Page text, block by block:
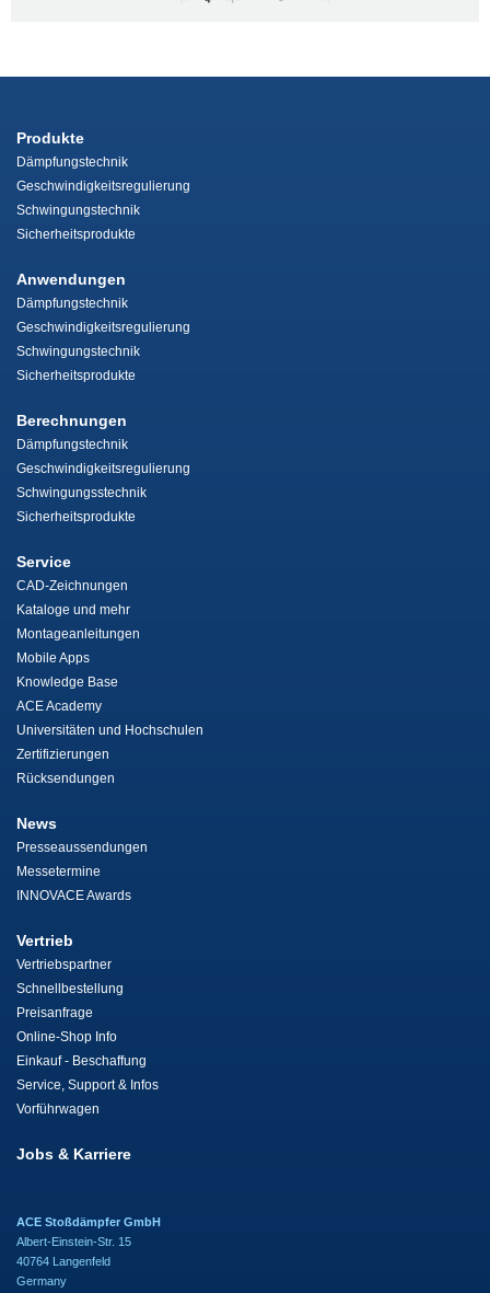
Produkte
Dämpfungstechnik
Geschwindigkeitsregulierung
Schwingungstechnik
Sicherheitsprodukte
Anwendungen
Dämpfungstechnik
Geschwindigkeitsregulierung
Schwingungstechnik
Sicherheitsprodukte
Berechnungen
Dämpfungstechnik
Geschwindigkeitsregulierung
Schwingungsstechnik
Sicherheitsprodukte
Service
CAD-Zeichnungen
Kataloge und mehr
Montageanleitungen
Mobile Apps
Knowledge Base
ACE Academy
Universitäten und Hochschulen
Zertifizierungen
Rücksendungen
News
Presseaussendungen
Messetermine
INNOVACE Awards
Vertrieb
Vertriebspartner
Schnellbestellung
Preisanfrage
Online-Shop Info
Einkauf - Beschaffung
Service, Support & Infos
Vorführwagen
Jobs & Karriere
ACE Stoßdämpfer GmbH
Albert-Einstein-Str. 15
40764 Langenfeld
Germany